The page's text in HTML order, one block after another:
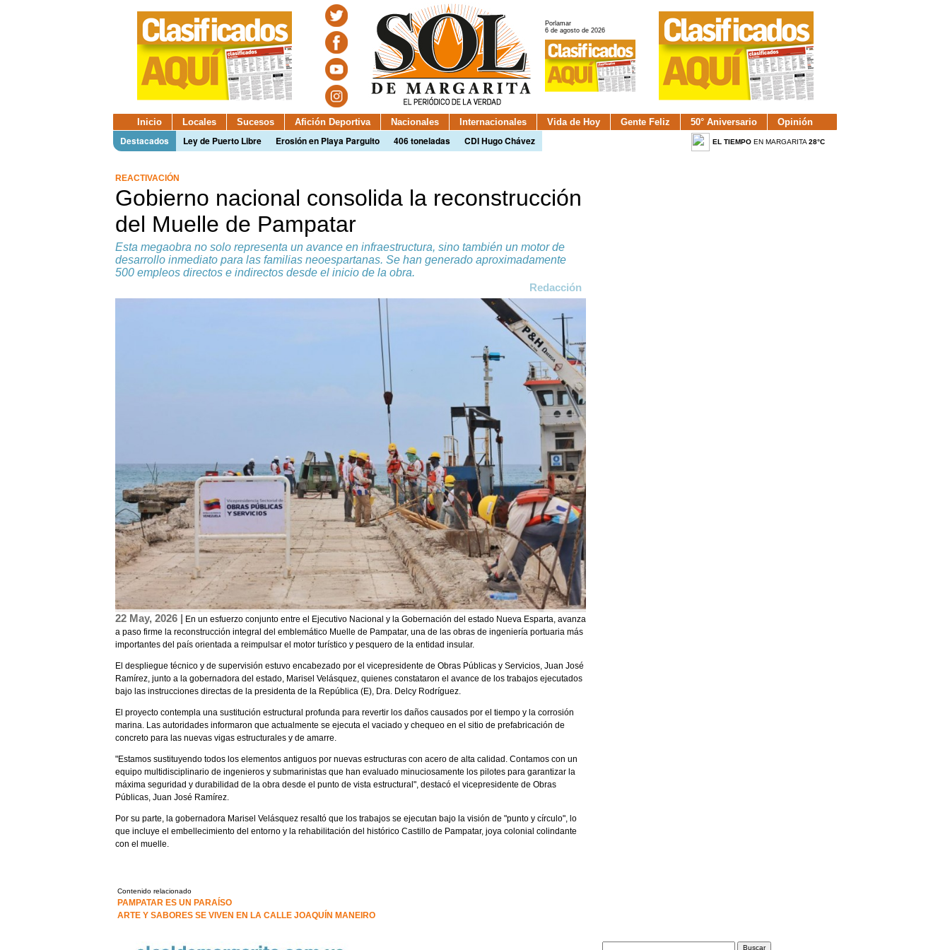
Porlamar
6 de agosto de 2026
Inicio Locales Sucesos Afición Deportiva Nacionales Internacionales Vida de Hoy Gente Feliz 50° Aniversario Opinión
Destacados Ley de Puerto Libre Erosión en Playa Parguito 406 toneladas CDI Hugo Chávez EL TIEMPOEN MARGARITA 28°C
REACTIVACIÓN
Gobierno nacional consolida la reconstrucción
del Muelle de Pampatar
Esta megaobra no solo representa un avance en infraestructura, sino también un motor de
desarrollo inmediato para las familias neoespartanas. Se han generado aproximadamente
500 empleos directos e indirectos desde el inicio de la obra.
Redacción
22 May, 2026 | En un esfuerzo conjunto entre el Ejecutivo Nacional y la Gobernación del estado Nueva Esparta, avanza
a paso firme la reconstrucción integral del emblemático Muelle de Pampatar, una de las obras de ingeniería portuaria más
importantes del país orientada a reimpulsar el motor turístico y pesquero de la entidad insular.
El despliegue técnico y de supervisión estuvo encabezado por el vicepresidente de Obras Públicas y Servicios, Juan José
Ramírez, junto a la gobernadora del estado, Marisel Velásquez, quienes constataron el avance de los trabajos ejecutados
bajo las instrucciones directas de la presidenta de la República (E), Dra. Delcy Rodríguez.
El proyecto contempla una sustitución estructural profunda para revertir los daños causados por el tiempo y la corrosión
marina. Las autoridades informaron que actualmente se ejecuta el vaciado y chequeo en el sitio de prefabricación de
concreto para las nuevas vigas estructurales y de amarre.
"Estamos sustituyendo todos los elementos antiguos por nuevas estructuras con acero de alta calidad. Contamos con un
equipo multidisciplinario de ingenieros y submarinistas que han evaluado minuciosamente los pilotes para garantizar la
máxima seguridad y durabilidad de la obra desde el punto de vista estructural", destacó el vicepresidente de Obras
Públicas, Juan José Ramírez.
Por su parte, la gobernadora Marisel Velásquez resaltó que los trabajos se ejecutan bajo la visión de "punto y círculo", lo
que incluye el embellecimiento del entorno y la rehabilitación del histórico Castillo de Pampatar, joya colonial colindante
con el muelle.
Contenido relacionado
PAMPATAR ES UN PARAÍSO
ARTE Y SABORES SE VIVEN EN LA CALLE JOAQUÍN MANEIRO